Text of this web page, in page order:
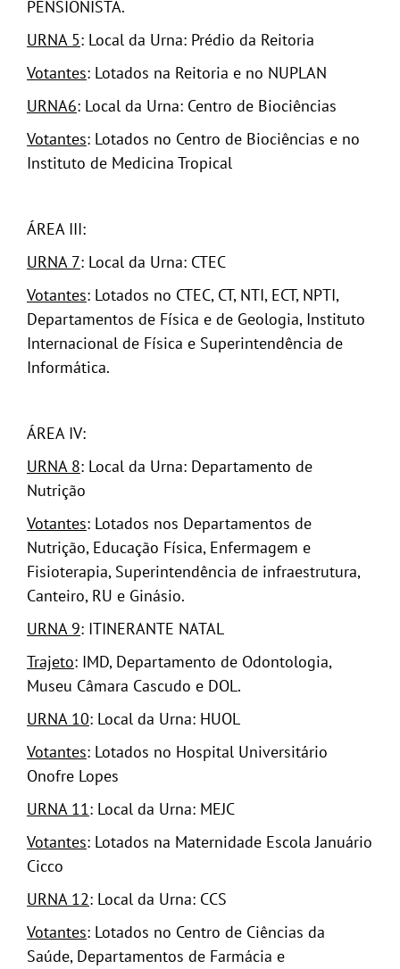
PENSIONISTA.
URNA 5: Local da Urna: Prédio da Reitoria
Votantes: Lotados na Reitoria e no NUPLAN
URNA6: Local da Urna: Centro de Biociências
Votantes: Lotados no Centro de Biociências e no
Instituto de Medicina Tropical
ÁREA III:
URNA 7: Local da Urna: CTEC
Votantes: Lotados no CTEC, CT, NTI, ECT, NPTI,
Departamentos de Física e de Geologia, Instituto
Internacional de Física e Superintendência de
Informática.
ÁREA IV:
URNA 8: Local da Urna: Departamento de
Nutrição
Votantes: Lotados nos Departamentos de
Nutrição, Educação Física, Enfermagem e
Fisioterapia, Superintendência de infraestrutura,
Canteiro, RU e Ginásio.
URNA 9: ITINERANTE NATAL
Trajeto: IMD, Departamento de Odontologia,
Museu Câmara Cascudo e DOL.
URNA 10: Local da Urna: HUOL
Votantes: Lotados no Hospital Universitário
Onofre Lopes
URNA 11 : Local da Urna: MEJC
Votantes: Lotados na Maternidade Escola Januário
Cicco
URNA 12: Local da Urna: CCS
Votantes: Lotados no Centro de Ciências da
Saúde, Departamentos de Farmácia e